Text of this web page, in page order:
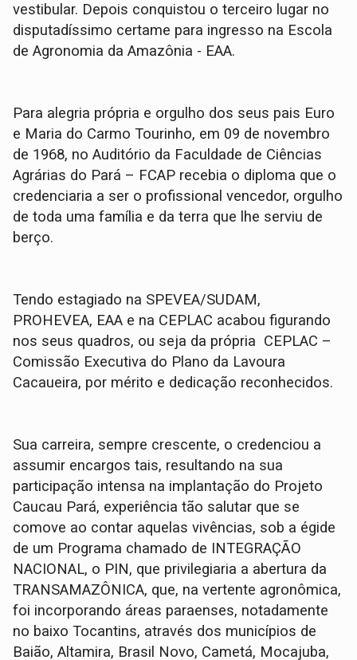
vestibular. Depois conquistou o terceiro lugar no
disputadíssimo certame para ingresso na Escola
de Agronomia da Amazônia - EAA.
Para alegria própria e orgulho dos seus pais Euro
e Maria do Carmo Tourinho, em 09 de novembro
de 1968, no Auditório da Faculdade de Ciências
Agrárias do Pará – FCAP recebia o diploma que o
credenciaria a ser o profissional vencedor, orgulho
de toda uma família e da terra que lhe serviu de
berço.
Tendo estagiado na SPEVEA/SUDAM,
PROHEVEA, EAA e na CEPLAC acabou figurando
nos seus quadros, ou seja da própria CEPLAC –
Comissão Executiva do Plano da Lavoura
Cacaueira, por mérito e dedicação reconhecidos.
Sua carreira, sempre crescente, o credenciou a
assumir encargos tais, resultando na sua
participação intensa na implantação do Projeto
Caucau Pará, experiência tão salutar que se
comove ao contar aquelas vivências, sob a égide
de um Programa chamado de INTEGRAÇÃO
NACIONAL, o PIN, que privilegiaria a abertura da
TRANSAMAZÔNICA, que, na vertente agronômica,
foi incorporando áreas paraenses, notadamente
no baixo Tocantins, através dos municípios de
Baião, Altamira, Brasil Novo, Cametá, Mocajuba,